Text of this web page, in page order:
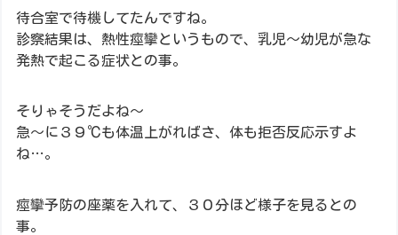
待合室で待機してたんですね。
診察結果は、熱性痙攣というもので、乳児～幼児が急な
発熱で起こる症状との事。
そりゃそうだよね～
急～に３９℃も体温上がればさ、体も拒否反応示すよ
ね…。
痙攣予防の座薬を入れて、３０分ほど様子を見るとの
事。